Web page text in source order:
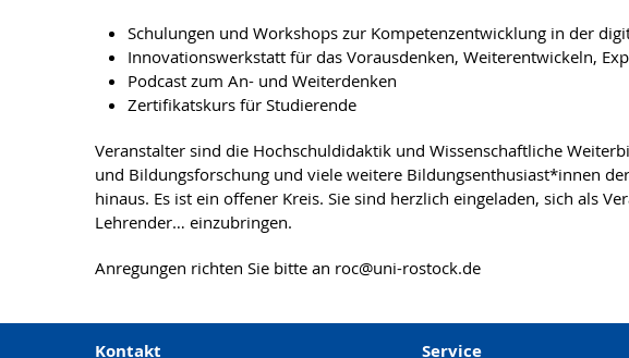
Schulungen und Workshops zur Kompetenzentwicklung in der
Innovationswerkstatt für das Vorausdenken, Weiterentwickeln,
Podcast zum An- und Weiterdenken
Zertifikatskurs für Studierende
Veranstalter sind die Hochschuldidaktik und Wissenschaftliche
und Bildungsforschung und viele weitere Bildungsenthusiast*innen
hinaus. Es ist ein offener Kreis. Sie sind herzlich eingeladen, sich als
Lehrender… einzubringen.
Anregungen richten Sie bitte an roc@uni-rostock.de
Kontakt Service